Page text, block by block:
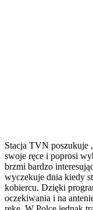
Stacja TVN poszukuje
swoje ręce i poprosi
brzmi bardzo
wyczekuje dnia kiedy
kobiercu. Dzięki
oczekiwania i na